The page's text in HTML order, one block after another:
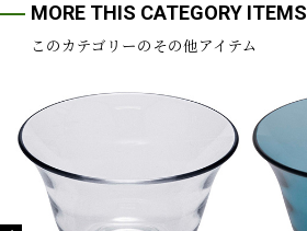
MORE THIS CATEGORY ITEMS
このカテゴリーのその他アイテム